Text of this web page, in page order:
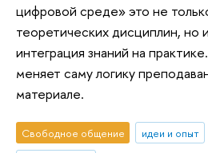
цифровой среде» это не
теоретических дисциплин, но
интеграция знаний на
меняет саму логику
материале.
Свободное общение идеи и опыт